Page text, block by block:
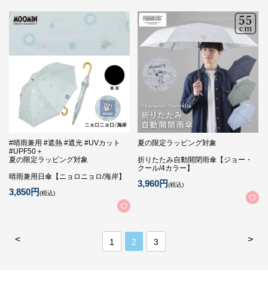
#晴雨兼用 #遮熱 #遮光 #UVカット
#UPF50＋
夏の限定ラッピング対象
晴雨兼用日傘【ニョロニョロ/海岸】
3,850円(税込)
夏の限定ラッピング対象
折りたたみ自動開閉雨傘【ジョー・
クール/4カラー】
3,960円(税込)
< >
1 2 3